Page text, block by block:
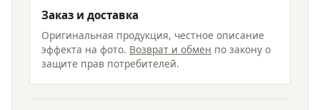
Заказ и доставка
Оригинальная продукция, честное описание
эффекта на фото. Возврат и обмен по закону о
защите прав потребителей.